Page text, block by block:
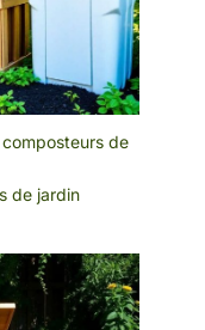
de
de jardin